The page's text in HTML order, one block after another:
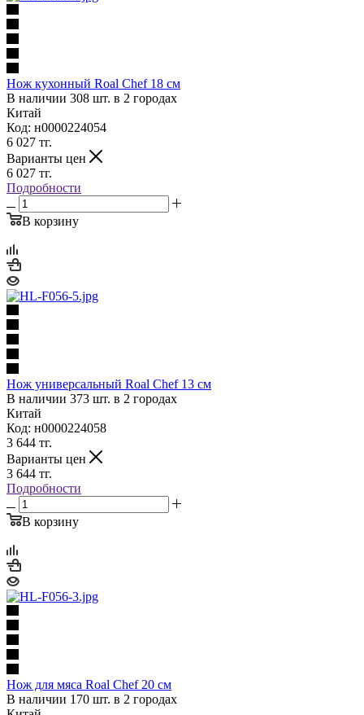
Нож кухонный Roal Chef 18 см
В наличии 308 шт. в 2 городах
Китай
Код: н0000224054
6 027 тг.
Варианты цен
6 027 тг.
Подробности
В корзину
Нож универсальный Roal Chef 13 см
В наличии 373 шт. в 2 городах
Китай
Код: н0000224058
3 644 тг.
Варианты цен
3 644 тг.
Подробности
В корзину
Нож для мяса Roal Chef 20 см
В наличии 170 шт. в 2 городах